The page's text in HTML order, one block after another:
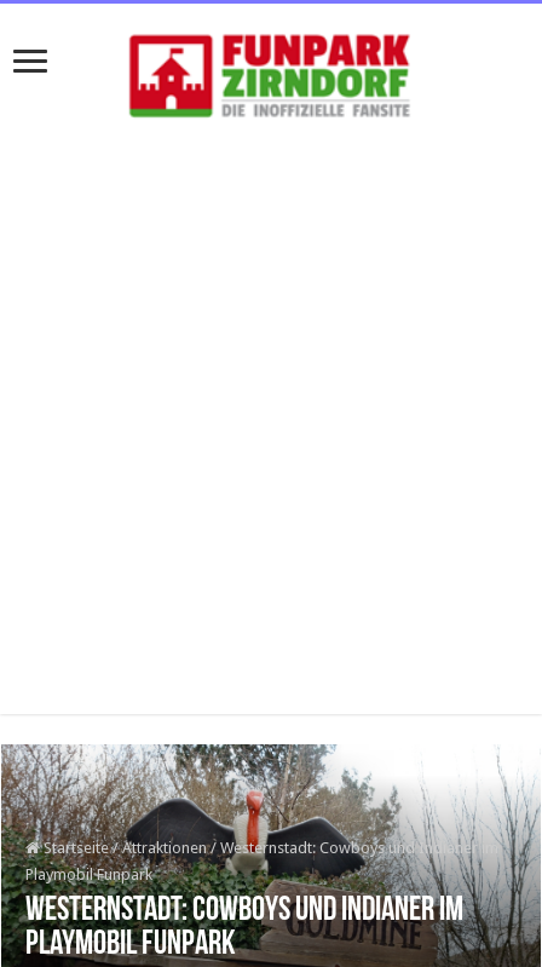
Startseite / Attraktionen / Westernstadt: Cowboys und Indianer im
Playmobil Funpark
Westernstadt: Cowboys und Indianer im
Playmobil Funpark